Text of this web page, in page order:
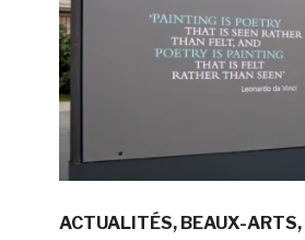
ACTUALITÉS BEAUX-ARTS